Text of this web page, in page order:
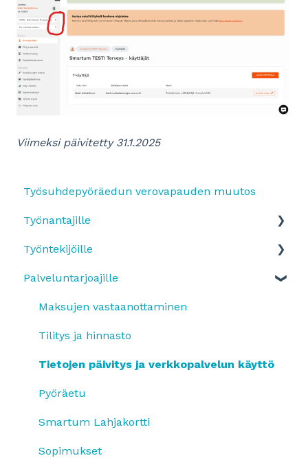
Viimeksi päivitetty 31.1.2025
Työsuhdepyöräedun verovapauden muutos
Työnantajille
Yleistä
SmartumPlus
SmartumPlus: laskutus ja raportit
Smartum Saldo
Pyöräetu
Etujen käyttö
OmaLahjakortti
Työntekijöille
Edun käyttöönotto ja etuun ilmottautuminen
Etutyypit
Maksaminen ja sovelluksen käyttäminen
Pyöräetu
Työsuhde-etujen käyttäminen
Palveluntarjoajille
Maksujen vastaanottaminen
Tilitys ja hinnasto
Tietojen päivitys ja verkkopalvelun käyttö
Pyöräetu
Smartum Lahjakortti
Sopimukset